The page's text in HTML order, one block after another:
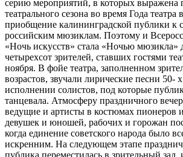
серию мероприятий, в которых выражена
театрального сезона во время Года театра
приобщение калининградской публики к
российским мюзиклам. Поэтому и
«Ночь искусств» стала «Ночью мюзикла»
четырехсот зрителей, ставших гостями
ноября. В фойе театра, заполненном
возрастов, звучали лирические песни 50-
исполнении солистов, под которые
танцевала. Атмосферу праздничного
ведущие и артисты в костюмах пионеров
девушек и юношей, рабочих и горожан
когда единение советского народа было
искренним. На следующем этапе
публика переместилась в зрительный